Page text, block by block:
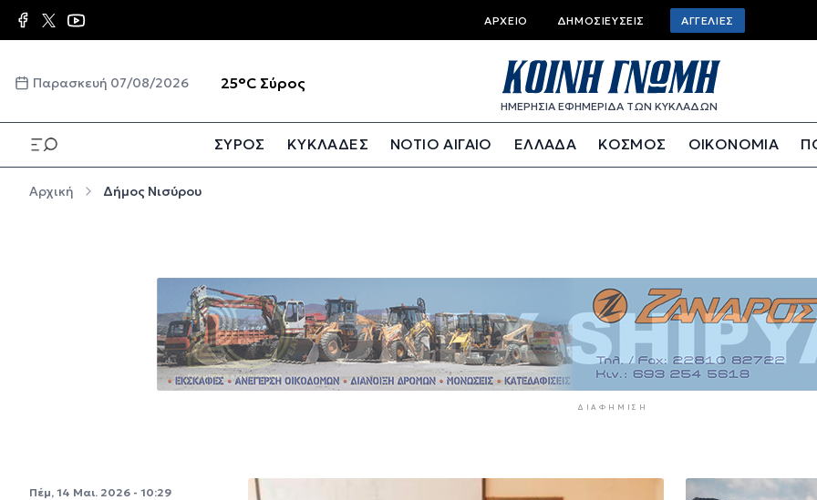
Παράκαμψη προς το κυρίως περιεχόμενο Top bar menu
ΑΡΧΕΊΟ ΔΗΜΟΣΙΕΎΣΕΙΣ ΑΓΓΕΛΊΕΣ
Παρασκευή 07/08/2026 25°C Σύρος
ΗΜΕΡΗΣΙΑ ΕΦΗΜΕΡΙΔΑ ΤΩΝ ΚΥΚΛΑΔΩΝ
ΣΥΡΟΣ ΚΥΚΛΑΔΕΣ ΝΟΤΙΟ ΑΙΓΑΙΟ ΕΛΛΑΔΑ ΚΟΣΜΟΣ ΟΙΚΟΝΟΜΙΑ
Αρχική Δήμος Νισύρου
ΔΙΑΦΉΜΙΣΗ
Πέμ, 14 Μαι. 2026 - 10:29